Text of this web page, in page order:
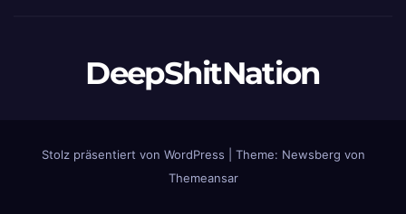
DeepShitNation
Stolz präsentiert von WordPress Theme: Newsberg von
Themeansar